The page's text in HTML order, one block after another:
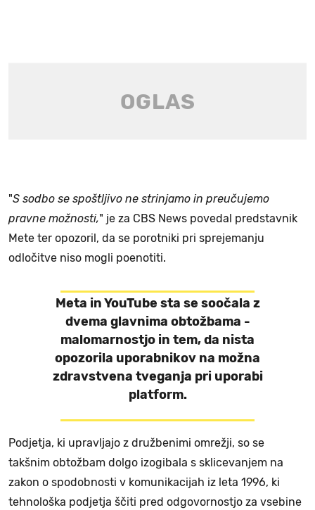
"S sodbo se spoštljivo ne strinjamo in preučujemo
pravne možnosti," je za CBS News povedal predstavnik
Mete ter opozoril, da se porotniki pri sprejemanju
odločitve niso mogli poenotiti.
Meta in YouTube sta se soočala z
dvema glavnima obtožbama -
malomarnostjo in tem, da nista
opozorila uporabnikov na možna
zdravstvena tveganja pri uporabi
platform.
Podjetja, ki upravljajo z družbenimi omrežji, so se
takšnim obtožbam dolgo izogibala s sklicevanjem na
zakon o spodobnosti v komunikacijah iz leta 1996, ki
tehnološka podjetja ščiti pred odgovornostjo za vsebine